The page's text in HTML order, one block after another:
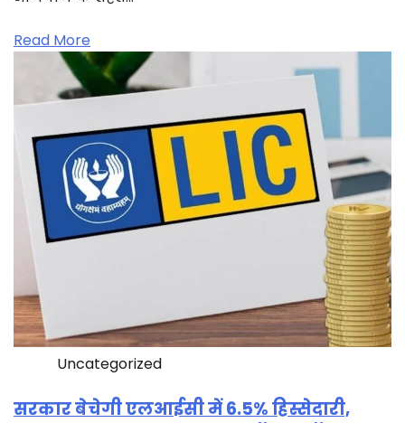
Read More
Uncategorized
सरकार बेचेगी एलआईसी में 6.5% हिस्सेदारी,